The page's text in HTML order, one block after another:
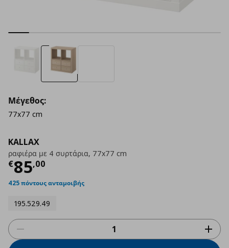
KALLAX
ραφιέρα με 4 συρτάρια, 77x77 cm
€85,00
Τρέχουσα τιμή
425 πόντους ανταμοιβής
195.529.49
Μέγεθος:
77x77 cm